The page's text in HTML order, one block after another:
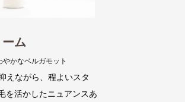
ム
かなベルガモット
えながら、程よいスタ
を活かしたニュアンスあ